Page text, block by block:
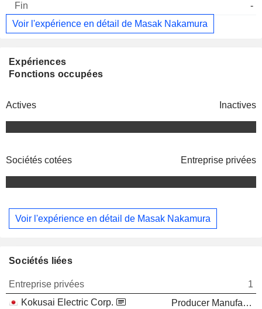
-
Voir l'expérience en détail de Masak Nakamura
Expériences
Fonctions occupées
Actives Inactives
Sociétés cotées Entreprise privées
Voir l'expérience en détail de Masak Nakamura
Sociétés liées
Entreprise privées
1
Kokusai Electric Corp.
Producer Manufacturing